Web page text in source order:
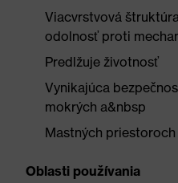
Viacvrstvová
odolnosť proti
Predlžuje životnosť
Vynikajúca
mokrých a&nbsp
Mastných priestoroch
Oblasti používania